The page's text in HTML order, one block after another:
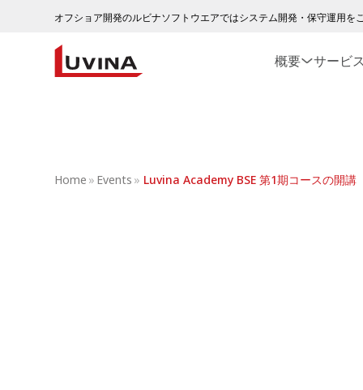
オフショア開発のルビナソフトウエアではシステム開発・保守運用を
概要 サービ
Home » Events » Luvina Academy BSE 第1期コースの開講